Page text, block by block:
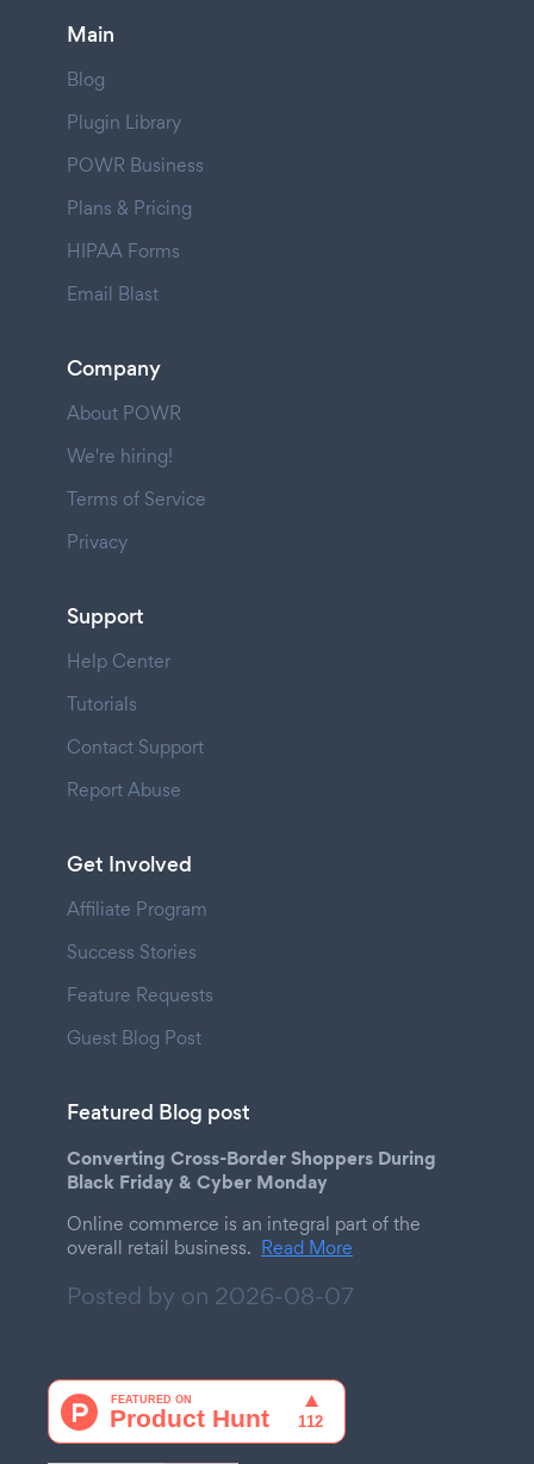
Main
Blog
Plugin Library
POWR Business
Plans & Pricing
HIPAA Forms
Email Blast
Company
About POWR
We're hiring!
Terms of Service
Privacy
Support
Help Center
Tutorials
Contact Support
Report Abuse
Get Involved
Affiliate Program
Success Stories
Feature Requests
Guest Blog Post
Featured Blog post
Converting Cross-Border Shoppers During
Black Friday & Cyber Monday
Online commerce is an integral part of the
overall retail business. Read More
Posted by on 2026-08-07